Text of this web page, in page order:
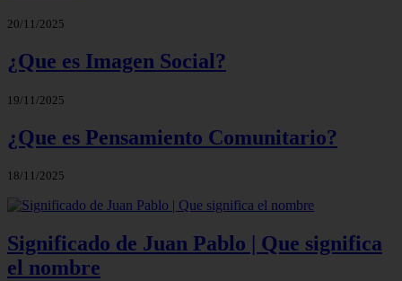
20/11/2025
¿Que es Imagen Social?
19/11/2025
¿Que es Pensamiento Comunitario?
18/11/2025
Significado de Juan Pablo | Que significa
el nombre